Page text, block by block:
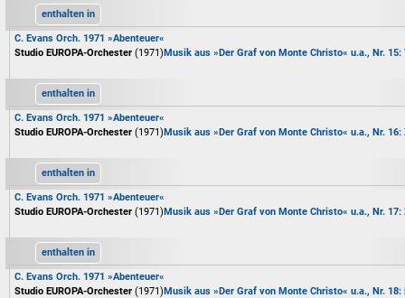
enthalten in
C. Evans Orch. 1971 »Abenteuer«
Studio EUROPA-Orchester (1971)Musik aus »Der Graf von Monte Christo« u.a., Nr.
enthalten in
C. Evans Orch. 1971 »Abenteuer«
Studio EUROPA-Orchester (1971)Musik aus »Der Graf von Monte Christo« u.a., Nr.
enthalten in
C. Evans Orch. 1971 »Abenteuer«
Studio EUROPA-Orchester (1971)Musik aus »Der Graf von Monte Christo« u.a., Nr.
enthalten in
C. Evans Orch. 1971 »Abenteuer«
Studio EUROPA-Orchester (1971)Musik aus »Der Graf von Monte Christo« u.a., Nr. 18: